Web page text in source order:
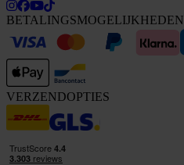
BETALINGSMOGELIJKHEDEN
VERZENDOPTIES